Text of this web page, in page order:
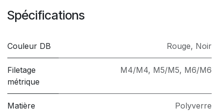
Spécifications
Couleur DB Rouge, Noir
Filetage
métrique
M4/M4, M5/M5, M6/M6
Matière Polyverre